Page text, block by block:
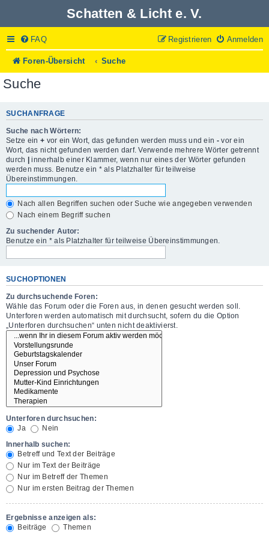
Schatten & Licht e. V.
FAQ Anmelden
Registrieren
Foren-Übersicht Suche
Suche
SUCHANFRAGE
Suche nach Wörtern:
Setze ein + vor ein Wort, das gefunden werden muss und ein -vor ein
Wort, das nicht gefunden werden darf. Verwende mehrere Wörter getrennt
durch | innerhalb einer Klammer, wenn nur eines der Wörter gefunden
werden muss. Benutze ein * als Platzhalter für teilweise
Übereinstimmungen.
Nach allen Begriffen suchen oder Suche wie angegeben verwenden
Nach einem Begriff suchen
Zu suchender Autor:
Benutze ein * als Platzhalter für teilweise Übereinstimmungen.
SUCHOPTIONEN
Zu durchsuchende Foren:
Wähle das Forum oder die Foren aus, in denen gesucht werden soll.
Unterforen werden automatisch mit durchsucht, sofern du die Option
„Unterforen durchsuchen“ unten nicht deaktivierst.
Unterforen durchsuchen:
Ja
Nein
Innerhalb suchen:
Betreff und Text der Beiträge
Nur im Text der Beiträge
Nur im Betreff der Themen
Nur im ersten Beitrag der Themen
Ergebnisse anzeigen als:
Beiträge
Themen